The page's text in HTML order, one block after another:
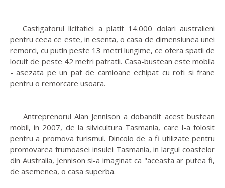
Castigatorul licitatiei a platit 14.000 dolari australieni
pentru ceea ce este, in esenta, o casa de dimensiunea unei
remorci, cu putin peste 13 metri lungime, ce ofera spatii de
locuit de peste 42 metri patratii. Casa-bustean este mobila
- asezata pe un pat de camioane echipat cu roti si frane
pentru o remorcare usoara.
Antreprenorul Alan Jennison a dobandit acest bustean
mobil, in 2007, de la silvicultura Tasmania, care l-a folosit
pentru a promova turismul. Dincolo de a fi utilizate pentru
promovarea frumoasei insulei Tasmania, in largul coastelor
din Australia, Jennison si-a imaginat ca "aceasta ar putea fi,
de asemenea, o casa superba.